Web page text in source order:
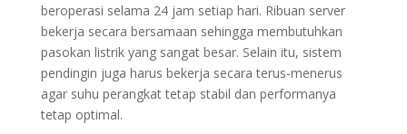
beroperasi selama 24 jam setiap hari. Ribuan server
bekerja secara bersamaan sehingga membutuhkan
pasokan listrik yang sangat besar. Selain itu, sistem
pendingin juga harus bekerja secara terus-menerus
agar suhu perangkat tetap stabil dan performanya
tetap optimal.